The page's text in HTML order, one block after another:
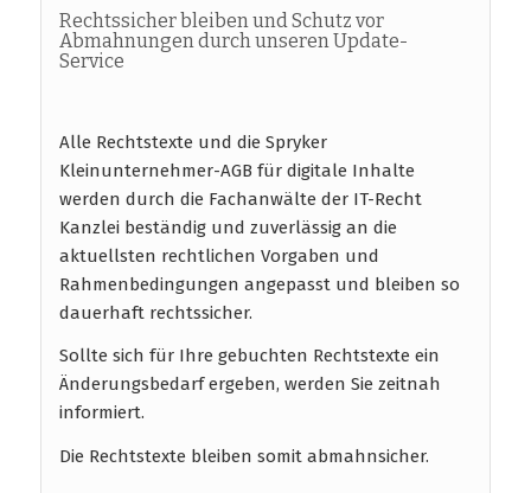
Rechtssicher bleiben und Schutz vor
Abmahnungen durch unseren Update-
Service
Alle Rechtstexte und die Spryker
Kleinunternehmer-AGB für digitale Inhalte
werden durch die Fachanwälte der IT-Recht
Kanzlei beständig und zuverlässig an die
aktuellsten rechtlichen Vorgaben und
Rahmenbedingungen angepasst und bleiben so
dauerhaft rechtssicher.
Sollte sich für Ihre gebuchten Rechtstexte ein
Änderungsbedarf ergeben, werden Sie zeitnah
informiert.
Die Rechtstexte bleiben somit abmahnsicher.